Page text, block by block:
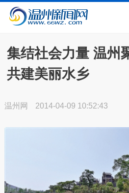
集结社会力量 温州
共建美丽水乡
温州网 2014-04-09 10:52:43